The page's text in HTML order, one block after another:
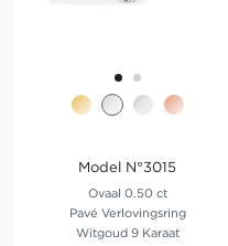
Model N°3015
Ovaal 0.50 ct
Pavé Verlovingsring
Witgoud 9 Karaat